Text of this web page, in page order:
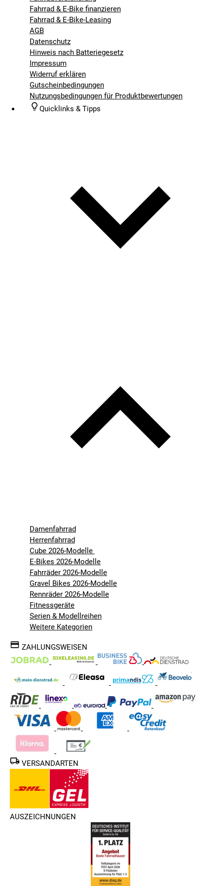
Fahrrad & E-Bike finanzieren
Fahrrad & E-Bike-Leasing
AGB
Datenschutz
Hinweis nach Batteriegesetz
Impressum
Widerruf erklären
Gutscheinbedingungen
Nutzungsbedingungen für Produktbewertungen
Quicklinks & Tipps
Damenfahrrad
Herrenfahrrad
Cube 2026-Modelle
E-Bikes 2026-Modelle
Fahrräder 2026-Modelle
Gravel Bikes 2026-Modelle
Rennräder 2026-Modelle
Fitnessgeräte
Serien & Modellreihen
Weitere Kategorien
ZAHLUNGSWEISEN
VERSANDARTEN
AUSZEICHNUNGEN